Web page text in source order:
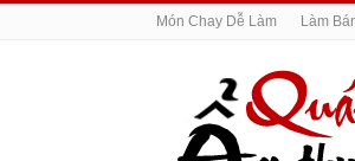
Món Chay Dễ Làm Làm